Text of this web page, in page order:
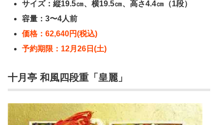
サイズ：縦19.5㎝、横19.5㎝、高さ4.4㎝（1段）
容量：3〜4人前
価格：62,640円(税込)
予約期限：12月26日(土)
十月亭 和風四段重「皇麗」